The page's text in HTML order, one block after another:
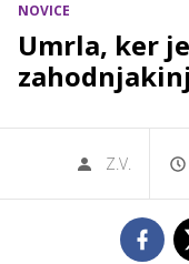
NOVICE
Umrla, ker
Z.V.